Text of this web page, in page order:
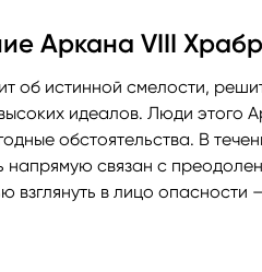
Аркана VIII
об истинной смелости,
идеалов. Люди этого
обстоятельства. В
напрямую связан с
взглянуть в лицо опасности